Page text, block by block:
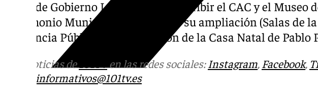
Junta de Gobierno Local acordó adscribir el CAC y el Museo
Patrimonio Municipal (MUPAM), y su ampliación (Salas de la
la Agencia Pública para la Gestión de la Casa Natal de Pablo
Más noticias de en las redes sociales: Instagram, Facebook,
informativos@101tv.es